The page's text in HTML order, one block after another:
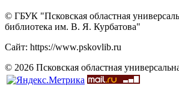
© ГБУК "Псковская областная
библиотека им. В. Я. Курбатова"
Сайт: https://www.pskovlib.ru
© 2026 Псковская областная